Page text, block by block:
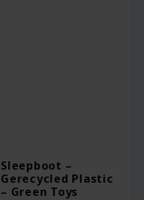
Sleepboot –
Gerecycled Plastic
– Green Toys